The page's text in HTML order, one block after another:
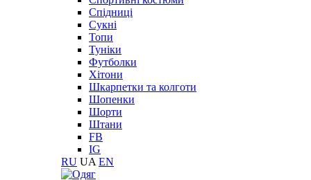
Спідниці
Сукні
Топи
Туніки
Футболки
Хітони
Шкарпетки та колготи
Шопенки
Шорти
Штани
FB
IG
RU UA EN